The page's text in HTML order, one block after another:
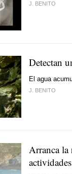
J. BENITO
Detectan
El agua
J. BENITO
Arranca